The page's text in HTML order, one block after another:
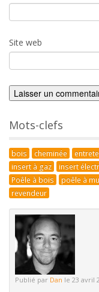
Site web
Mots-clefs
bois cheminée
insert à gaz
insert
Poêle à bois
poêle à
revendeur
Publié par Dan le 23 avril